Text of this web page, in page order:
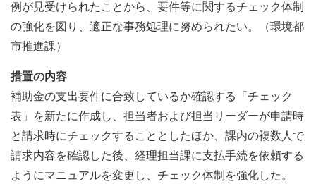
例が見受けられたことから、要件等に関するチェック体制
の強化を図り、適正な事務処理に努められたい。（環境都
市推進課）
措置の内容
補助金の支出要件に合致しているか確認する「チェック
表」を新たに作成し、担当者および担当リーダーが申請時
と請求時にチェックすることとしたほか、課内の複数人で
請求内容を確認した後、経理担当課に支払手続を依頼する
ようにマニュアルを変更し、チェック体制を強化した。